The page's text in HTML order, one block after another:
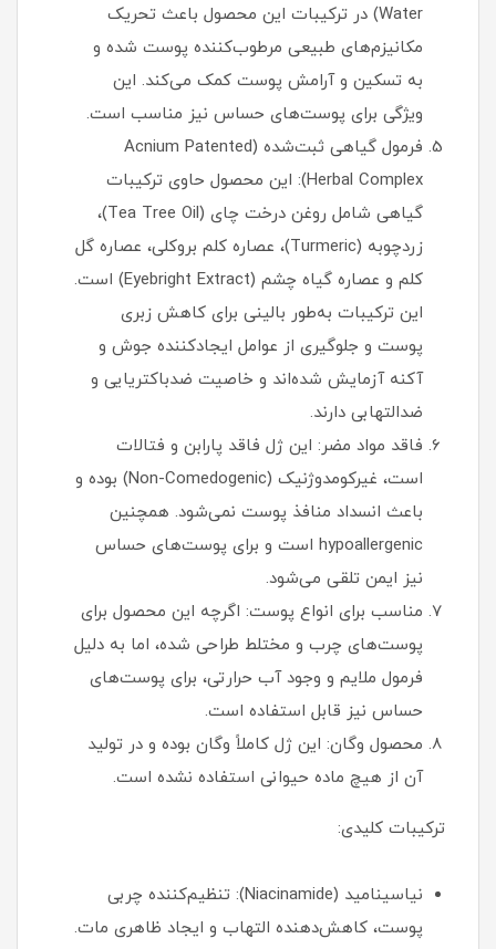
Water) در ترکیبات این محصول باعث تحریک
مکانیزم‌های طبیعی مرطوب‌کننده پوست شده و
به تسکین و آرامش پوست کمک می‌کند. این
ویژگی برای پوست‌های حساس نیز مناسب است.
فرمول گیاهی ثبت‌شده (Acnium Patented
Herbal Complex): این محصول حاوی ترکیبات
گیاهی شامل روغن درخت چای (Tea Tree Oil)،
زردچوبه (Turmeric)، عصاره کلم بروکلی، عصاره گل
کلم و عصاره گیاه چشم (Eyebright Extract) است.
این ترکیبات به‌طور بالینی برای کاهش زبری
پوست و جلوگیری از عوامل ایجادکننده جوش و
آکنه آزمایش شده‌اند و خاصیت ضدباکتریایی و
ضدالتهابی دارند.
فاقد مواد مضر: این ژل فاقد پارابن و فتالات
است، غیرکومدوژنیک (Non-Comedogenic) بوده و
باعث انسداد منافذ پوست نمی‌شود. همچنین
hypoallergenic است و برای پوست‌های حساس
نیز ایمن تلقی می‌شود.
مناسب برای انواع پوست: اگرچه این محصول برای
پوست‌های چرب و مختلط طراحی شده، اما به دلیل
فرمول ملایم و وجود آب حرارتی، برای پوست‌های
حساس نیز قابل استفاده است.
محصول وگان: این ژل کاملاً وگان بوده و در تولید
آن از هیچ ماده حیوانی استفاده نشده است.
ترکیبات کلیدی:
نیاسینامید (Niacinamide): تنظیم‌کننده چربی
پوست، کاهش‌دهنده التهاب و ایجاد ظاهری مات.